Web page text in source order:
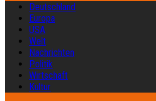
Deutschland
Europa
USA
Welt
Nachrichten
Politik
Wirtschaft
Kultur